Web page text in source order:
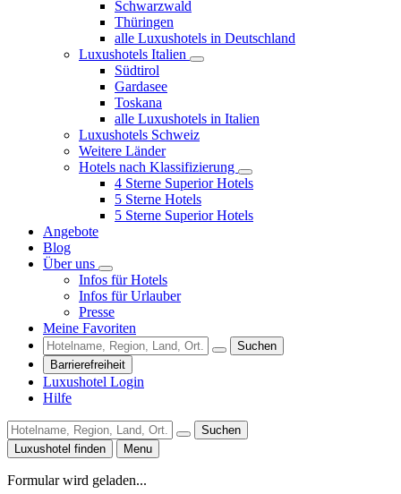
Schwarzwald
Thüringen
alle Luxushotels in Deutschland
Luxushotels Italien
Südtirol
Gardasee
Toskana
alle Luxushotels in Italien
Luxushotels Schweiz
Weitere Länder
Hotels nach Klassifizierung
4 Sterne Superior Hotels
5 Sterne Hotels
5 Sterne Superior Hotels
Angebote
Blog
Über uns
Infos für Hotels
Infos für Urlauber
Presse
Meine Favoriten
Suchen
Barrierefreiheit
Luxushotel Login
Hilfe
Suchen
Luxushotel finden
Menu
Formular wird geladen...